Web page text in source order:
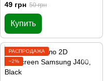
49 грн 50 грн
Купить
РАСПРОДАЖА
−2%